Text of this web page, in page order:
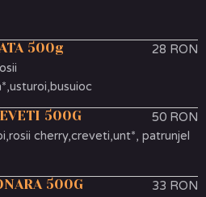
500g
28 RON
500G
50 RON
cherry,creveti,unt*, patrunjel
500G
33 RON